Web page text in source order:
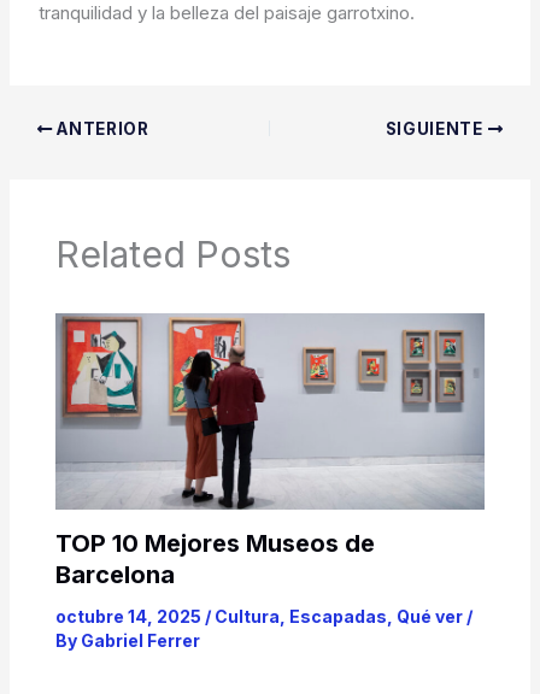
tranquilidad y la belleza del paisaje garrotxino.
ANTERIOR SIGUIENTE
Related Posts
TOP 10 Mejores Museos de
Barcelona
octubre 14, 2025 / Cultura Escapadas Qué ver/
By Gabriel Ferrer